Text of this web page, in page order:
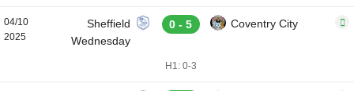
04/10
2025
Sheffield
Wednesday
0 - 5 Coventry City
H1: 0-3